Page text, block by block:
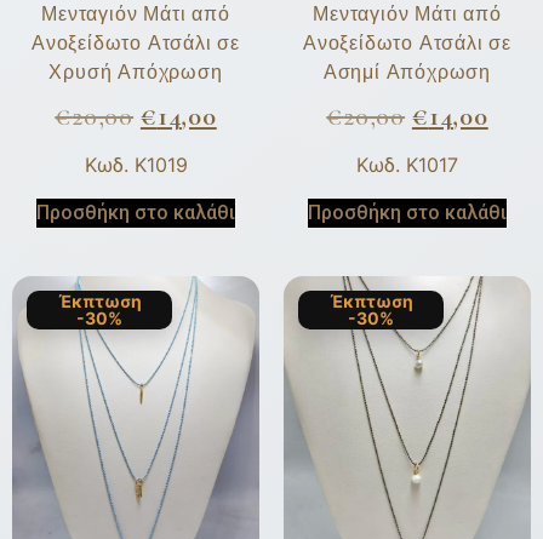
Μενταγιόν Μάτι από
Ανοξείδωτο Ατσάλι σε
Χρυσή Απόχρωση
€20,00 €14,00
Κωδ. K1019
Προσθήκη στο καλάθι
Μενταγιόν Μάτι από
Ανοξείδωτο Ατσάλι σε
Ασημί Απόχρωση
€20,00 €14,00
Κωδ. K1017
Προσθήκη στο καλάθι
Έκπτωση
-30%
Έκπτωση
-30%